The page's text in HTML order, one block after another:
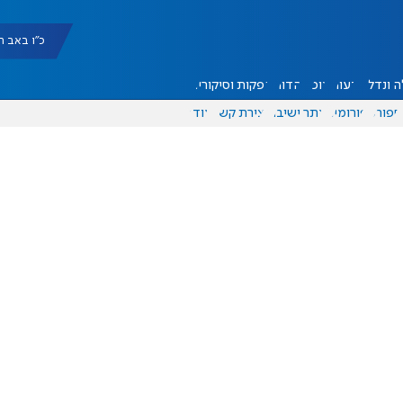
כ"ו באב
ונדל"ן דעות אוכל יהדות הפקות וסיקורים
ספורט פורומים אתר ישיבה יצירת קשר עוד